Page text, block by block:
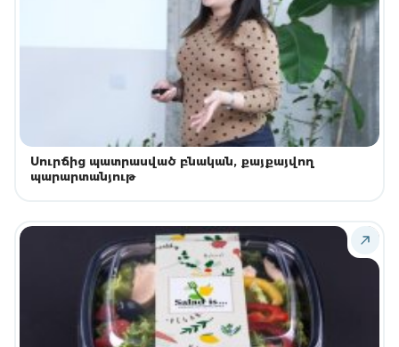
Սուրճից պատրասված բնական, քայքայվող
պարարտանյութ